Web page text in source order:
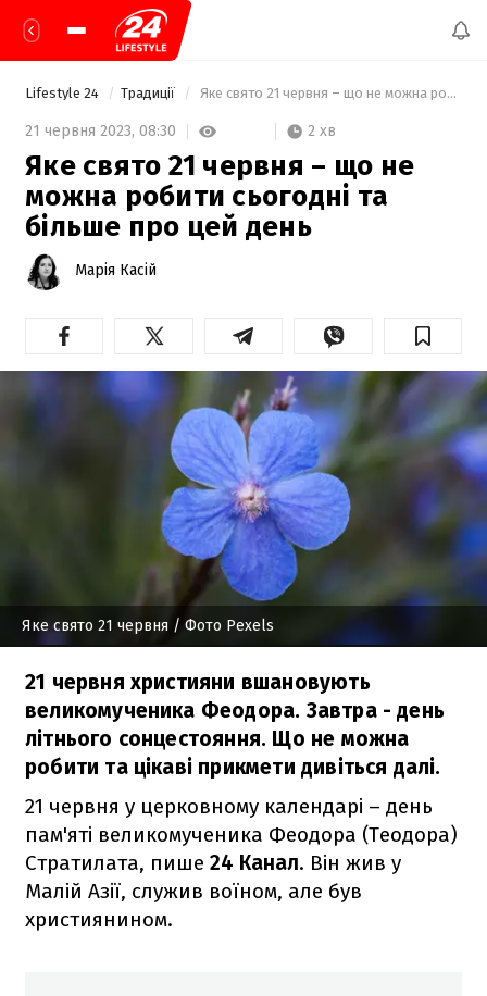
Lifestyle 24 Традиції Яке свято 21 червня – що не можна робити сьогодні та більше про цей день
21 червня 2023, 08:30 2 хв
Яке свято 21 червня – що не
можна робити сьогодні та
більше про цей день
Марія Касій
Яке свято 21 червня / Фото Pexels
21 червня християни вшановують
великомученика Феодора. Завтра - день
літнього сонцестояння. Що не можна
робити та цікаві прикмети дивіться далі.
21 червня у церковному календарі – день
пам'яті великомученика Феодора (Теодора)
Стратилата, пише 24 Канал. Він жив у
Малій Азії, служив воїном, але був
християнином.